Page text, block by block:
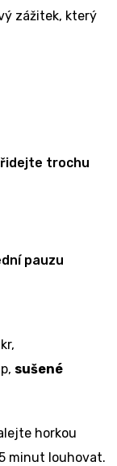
zážitek, který
trochu
pauzu
sušené
horkou
minut louhovat.